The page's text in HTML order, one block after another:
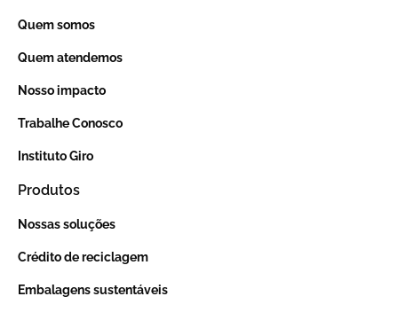
Quem somos
Quem atendemos
Nosso impacto
Trabalhe Conosco
Instituto Giro
Produtos
Nossas soluções
Crédito de reciclagem
Embalagens sustentáveis